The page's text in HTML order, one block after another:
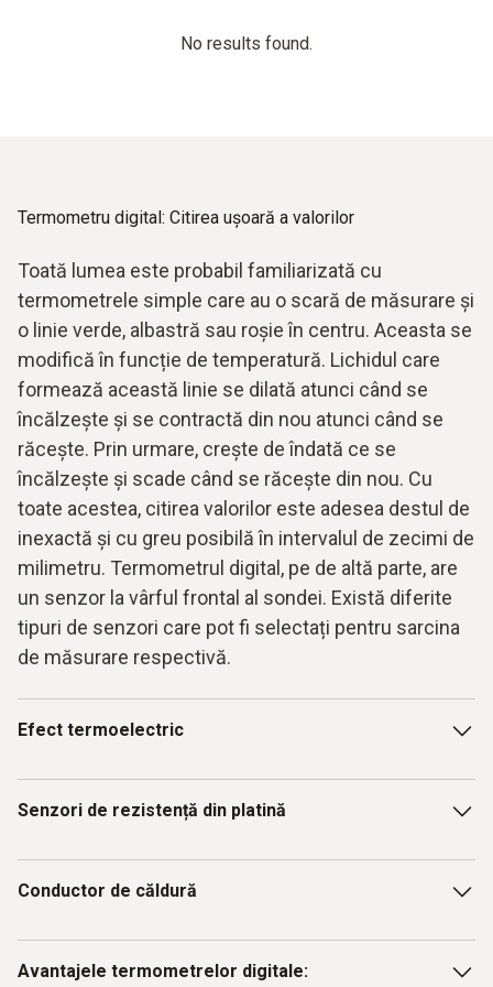
No results found.
Termometru digital: Citirea ușoară a valorilor
Toată lumea este probabil familiarizată cu
termometrele simple care au o scară de măsurare și
o linie verde, albastră sau roșie în centru. Aceasta se
modifică în funcție de temperatură. Lichidul care
formează această linie se dilată atunci când se
încălzește și se contractă din nou atunci când se
răcește. Prin urmare, crește de îndată ce se
încălzește și scade când se răcește din nou. Cu
toate acestea, citirea valorilor este adesea destul de
inexactă și cu greu posibilă în intervalul de zecimi de
milimetru. Termometrul digital, pe de altă parte, are
un senzor la vârful frontal al sondei. Există diferite
tipuri de senzori care pot fi selectați pentru sarcina
de măsurare respectivă.
Efect termoelectric
bazează pe efectul termoelectric. Dacă două picioare
(capătul cald) are o temperatură diferită de punctul de
arată relația dintre temperatura aplicată și tensiunea
Senzori de rezistență din platină
numitul efect termistor PTC. Toate metalele sunt
crește (adică conduc electricitatea mai bine când sunt reci
Conductor de căldură
transformă schimbările de temperatură în schimbări de
Avantajele termometrelor digitale: